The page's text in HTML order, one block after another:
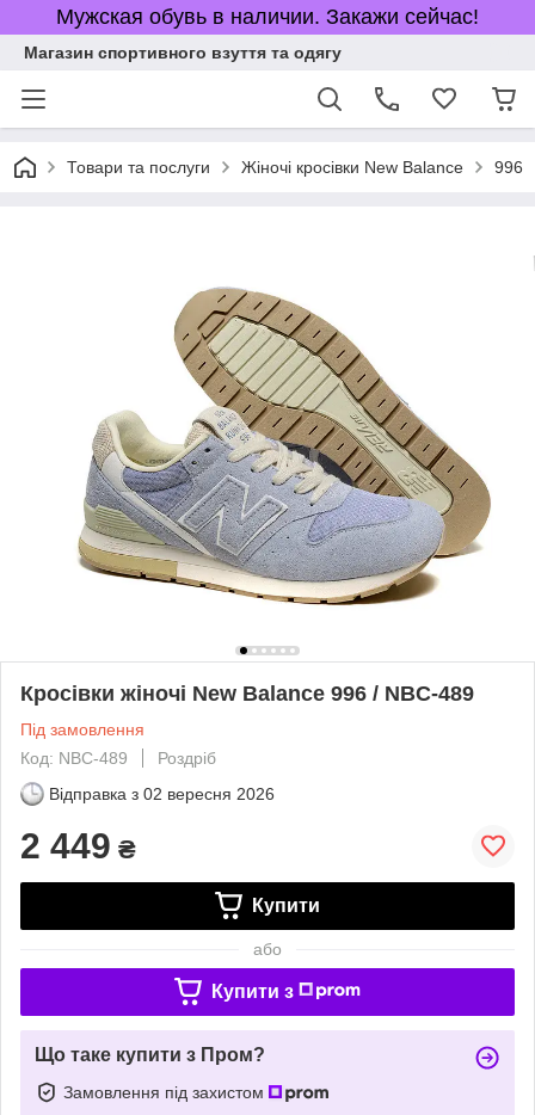
Мужская обувь в наличии. Закажи сейчас!
Магазин спортивного взуття та одягу
Товари та послуги Жіночі кросівки New Balance 996
Кросівки жіночі New Balance 996 / NBC-489
Під замовлення
Код: NBC-489
Роздріб
Відправка з 02 вересня 2026
2 449 ₴
Купити
або
Купити з
Що таке купити з Пром?
Замовлення під захистом